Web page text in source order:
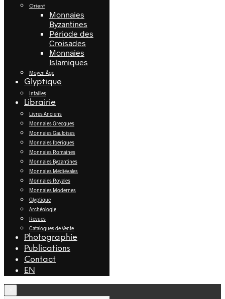
Orient
Monnaies
Byzantines
Période des
Croisades
Monnaies
Islamiques
Moyen Âge
Glyptique
Intailles
Librairie
Livres Anciens
Monnaies Grecques
Monnaies Gauloises
Monnaies Ibériques
Monnaies Romaines
Monnaies Byzantines
Monnaies Médiévales
Monnaies Royales
Monnaies Modernes
Glyptique
Archéologie
Revues
Catalogues de Vente
Photographie
Publications
Contact
EN